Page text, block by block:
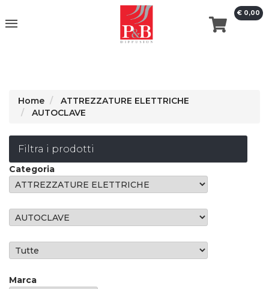
€ 0,00
Home
ATTREZZATURE ELETTRICHE
AUTOCLAVE
Filtra i prodotti
Categoria
Marca